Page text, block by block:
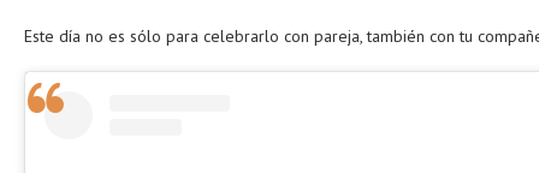
Este día no es sólo para celebrarlo con pareja, también con tu